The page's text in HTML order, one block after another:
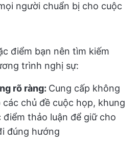
người chuẩn bị cho cuộc
điểm bạn nên tìm kiếm
trình nghị sự:
rõ ràng: Cung cấp không
các chủ đề cuộc họp, khung
thảo luận để giữ cho
đúng hướng